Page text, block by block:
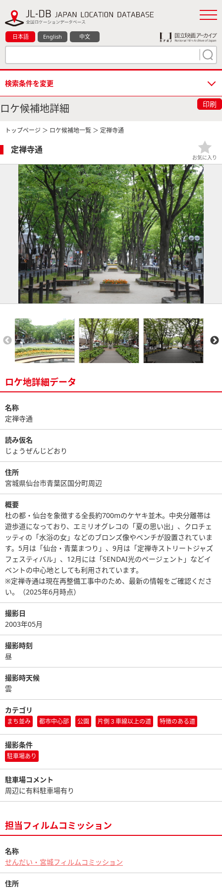
日本語 English 中文
検索条件を変更
ロケ候補地詳細 印刷
トップページ ＞ ロケ候補地一覧 ＞ 定禅寺通
定禅寺通
お気に入り
ロケ地詳細データ
名称
定禅寺通
読み仮名
じょうぜんじどおり
住所
宮城県仙台市青葉区国分町周辺
概要
杜の都・仙台を象徴する全長約700mのケヤキ並木。中央分離帯は
遊歩道になっており、エミリオグレコの「夏の思い出」、クロチェ
ッティの「水浴の女」などのブロンズ像やベンチが設置されていま
す。5月は「仙台・青葉まつり」、9月は「定禅寺ストリートジャズ
フェスティバル」、12月には「SENDAI光のページェント」などイ
ベントの中心地としても利用されています。
※定禅寺通は現在再整備工事中のため、最新の情報をご確認くださ
い。（2025年6月時点）
撮影日
2003年05月
撮影時刻
昼
撮影時天候
雲
カテゴリ
まち並み 都市中心部 公園 片側３車線以上の道 特徴のある道
撮影条件
駐車場あり
駐車場コメント
周辺に有料駐車場有り
担当フィルムコミッション
名称
せんだい・宮城フィルムコミッション
住所